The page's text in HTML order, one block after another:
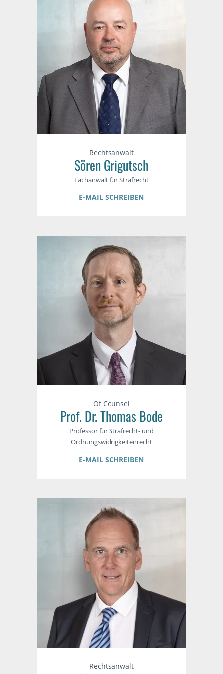
Rechtsanwalt
Sören Grigutsch
Fachanwalt für Strafrecht
E-MAIL SCHREIBEN
Of Counsel
Prof. Dr. Thomas Bode
Professor für Strafrecht- und
Ordnungswidrigkeitenrecht
E-MAIL SCHREIBEN
Rechtsanwalt